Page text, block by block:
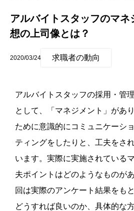
アルバイトスタッフのマネ
想の上司像とは？
2020/03/24 求職者の動向
アルバイトスタッフの採用・管
として、「マネジメント」があ
ために意識的にコミュニケーシ
ティングをしたりと、工夫をさ
います。実際に実施されている
夫ポイントはどのようなものが
回は実際のアンケート結果をも
どうすれば良いのか、具体的な